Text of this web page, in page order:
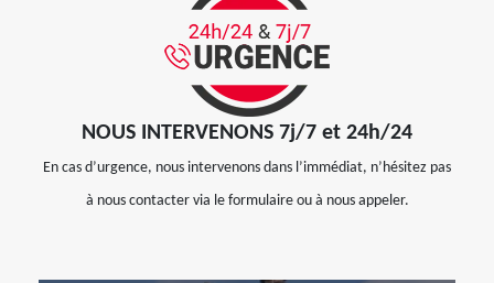
NOUS INTERVENONS 7j/7 et 24h/24
En cas d’urgence, nous intervenons dans l’immédiat, n’hésitez pas
à nous contacter via le formulaire ou à nous appeler.